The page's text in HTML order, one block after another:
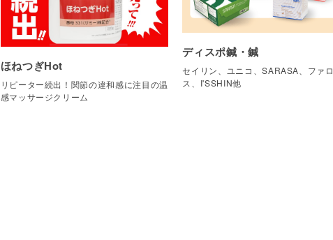
ほねつぎHot
リピーター続出！関節の違和感に注目の温
感マッサージクリーム
ディスポ鍼・鍼
セイリン、ユニコ、SARASA、ファロ
ス、I'SSHIN他